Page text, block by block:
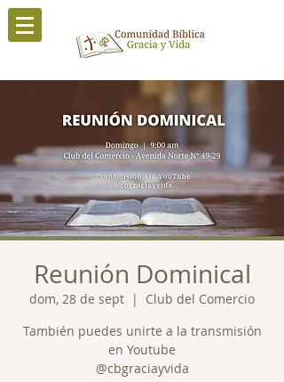
Reunión Dominical
dom, 28 de sept
  |
Club del Comercio
También puedes unirte a la transmisión
en Youtube
@cbgraciayvida